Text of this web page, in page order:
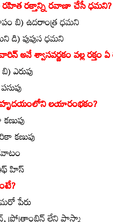
రహిత రక్తాన్ని రవాణా చేసే ధమని?
బి) ఉదరాంత్ర ధమని
డి) పుపుస ధమని
అనే శ్వాసవర్ణకం వల్ల రక్తం
ఎరుపు
లయారంభకం?
కణుపు
హిస్‌
పేరు